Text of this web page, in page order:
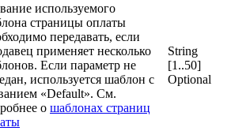
используемого
страницы оплаты
передавать, если
применяет несколько
Если параметр не
используется шаблон с
«Default». См.
о шаблонах страниц
String
[1..50]
Optional